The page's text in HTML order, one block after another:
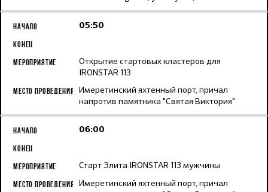
05:50
Открытие стартовых кластеров для
IRONSTAR 113
Имеретинский яхтенный порт, причал
напротив памятника "Святая Виктория"
06:00
Старт Элита IRONSTAR 113 мужчины
Имеретинский яхтенный порт, причал